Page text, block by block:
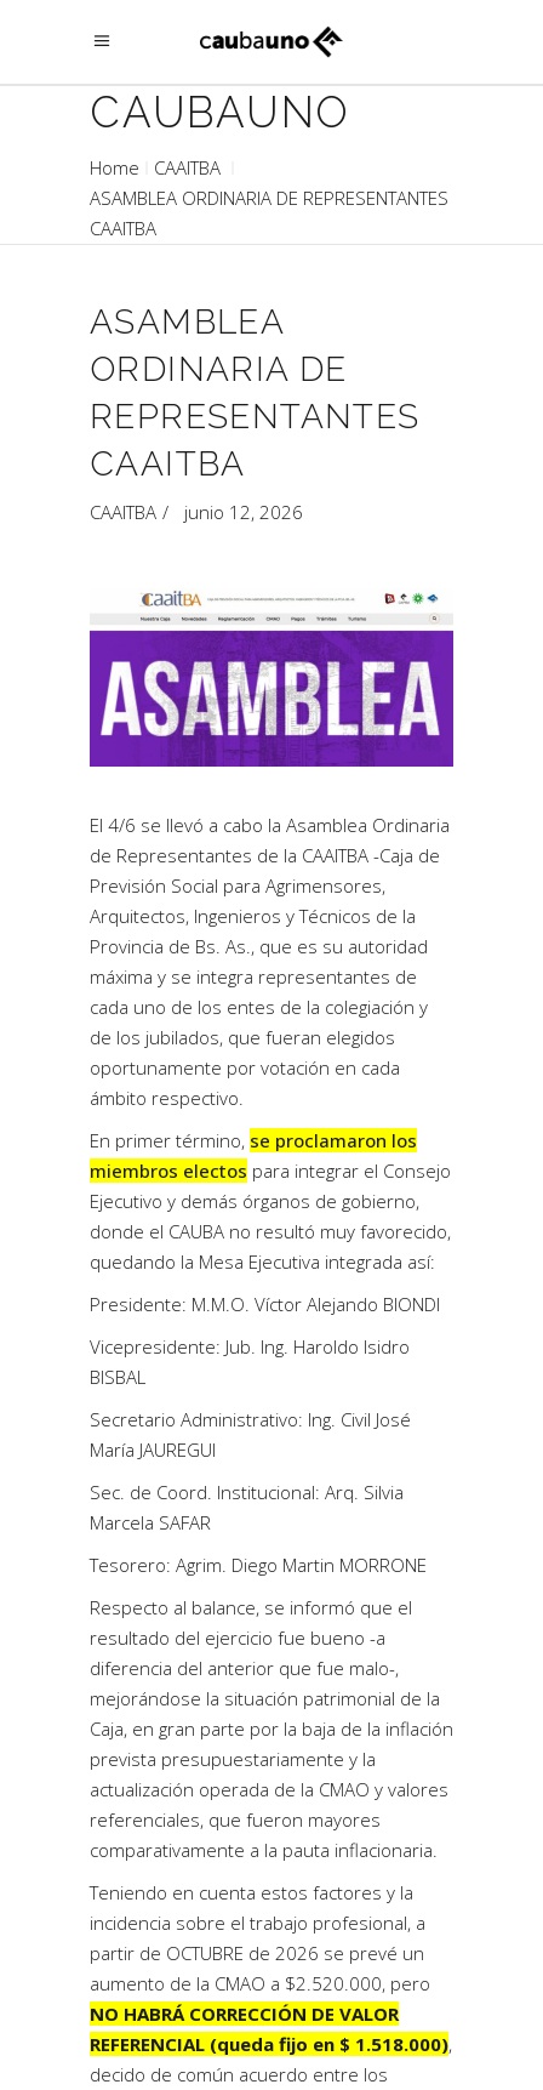
CAUBAUNO
Home
CAAITBA
ASAMBLEA ORDINARIA DE REPRESENTANTES
CAAITBA
ASAMBLEA
ORDINARIA DE
REPRESENTANTES
CAAITBA
CAAITBA junio 12, 2026
El 4/6 se llevó a cabo la Asamblea Ordinaria
de Representantes de la CAAITBA -Caja de
Previsión Social para Agrimensores,
Arquitectos, Ingenieros y Técnicos de la
Provincia de Bs. As., que es su autoridad
máxima y se integra representantes de
cada uno de los entes de la colegiación y
de los jubilados, que fueran elegidos
oportunamente por votación en cada
ámbito respectivo.
En primer término, se proclamaron los
miembros electos para integrar el Consejo
Ejecutivo y demás órganos de gobierno,
donde el CAUBA no resultó muy favorecido,
quedando la Mesa Ejecutiva integrada así:
Presidente: M.M.O. Víctor Alejando BIONDI
Vicepresidente: Jub. Ing. Haroldo Isidro
BISBAL
Secretario Administrativo: Ing. Civil José
María JAUREGUI
Sec. de Coord. Institucional: Arq. Silvia
Marcela SAFAR
Tesorero: Agrim. Diego Martin MORRONE
Respecto al balance, se informó que el
resultado del ejercicio fue bueno -a
diferencia del anterior que fue malo-,
mejorándose la situación patrimonial de la
Caja, en gran parte por la baja de la inflación
prevista presupuestariamente y la
actualización operada de la CMAO y valores
referenciales, que fueron mayores
comparativamente a la pauta inflacionaria.
Teniendo en cuenta estos factores y la
incidencia sobre el trabajo profesional, a
partir de OCTUBRE de 2026 se prevé un
aumento de la CMAO a $2.520.000, pero
NO HABRÁ CORRECCIÓN DE VALOR
REFERENCIAL (queda fijo en $ 1.518.000),
decido de común acuerdo entre los